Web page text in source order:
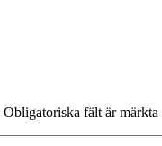
Obligatoriska fält är märkta